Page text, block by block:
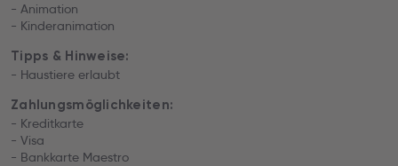
- Animation
- Kinderanimation
Tipps & Hinweise:
- Haustiere erlaubt
Zahlungsmöglichkeiten:
- Kreditkarte
- Visa
- Bankkarte Maestro